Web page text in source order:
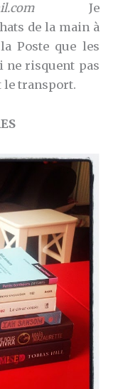
Je
de la main à
Poste que les
ne risquent pas
le transport.